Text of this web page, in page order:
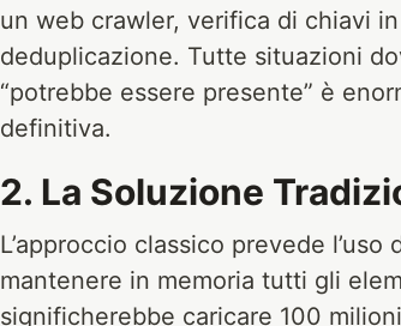
un web crawler, verifica di chiavi
deduplicazione. Tutte situazioni
“potrebbe essere presente” è
definitiva.
2. La Soluzione
L’approccio classico prevede
mantenere in memoria tutti gli
significherebbe caricare 100